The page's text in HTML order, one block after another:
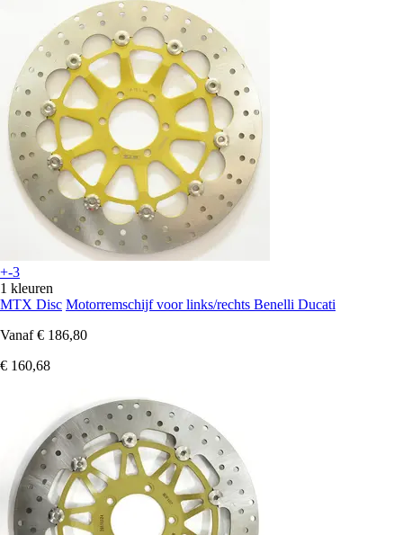
+-3
1 kleuren
MTX Disc Motorremschijf voor links/rechts Benelli Ducati
Vanaf € 186,80
€ 160,68